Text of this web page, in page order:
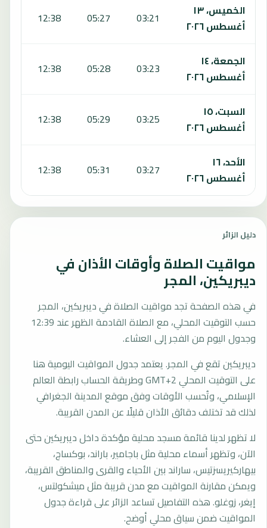
الخميس، ١٣
أغسطس ٢٠٢٦
03:21
05:27
12:38
الجمعة، ١٤
أغسطس ٢٠٢٦
03:23
05:28
12:38
السبت، ١٥
أغسطس ٢٠٢٦
03:25
05:29
12:38
الأحد، ١٦
أغسطس ٢٠٢٦
03:27
05:31
12:38
دليل الزائر
مواقيت الصلاة وأوقات الأذان في
ديبريكين، المجر
في هذه الصفحة تجد مواقيت الصلاة في ديبريكين، المجر
حسب التوقيت المحلي، مع الصلاة القادمة الظهر عند 12:39
وجدول اليوم من الفجر إلى العشاء.
ديبريكين تقع في المجر. يعتمد جدول المواقيت اليومية هنا
على التوقيت المحلي GMT+2 وطريقة الحساب رابطة العالم
الإسلامي، وتُحسب الأوقات وفق موقع المدينة الجغرافي
لذلك قد تختلف دقائق الأذان قليلًا عن المدن القريبة.
لا تظهر لدينا قائمة مسجد محلية مؤكدة داخل ديبريكين حتى
الآن، وتظهر أسماء محلية مثل باجامير، باراند، بوكساج،
بيهاركيريسزتيس، ساراند بين الأحياء والقرى والمناطق القريبة،
ويمكن مقارنة المواقيت مع مدن قريبة مثل ميشكولتس،
إيغر، زوغلو. هذه التفاصيل تساعد الزائر على قراءة جدول
المواقيت ضمن سياق محلي أوضح.